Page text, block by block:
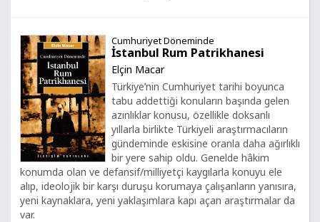
Cumhuriyet Döneminde
İstanbul Rum Patrikhanesi
Elçin Macar
Türkiye’nin Cumhuriyet tarihi boyunca
tabu addettiği konuların başında gelen
azınlıklar konusu, özellikle doksanlı
yıllarla birlikte Türkiyeli araştırmacıların
gündeminde eskisine oranla daha ağırlıklı
bir yere sahip oldu. Genelde hâkim
konumda olan ve defansif/milliyetçi kaygılarla konuyu ele
alıp, ideolojik bir karşı duruşu korumaya çalışanların yanısıra,
yeni kaynaklara, yeni yaklaşımlara kapı açan araştırmalar da
var.